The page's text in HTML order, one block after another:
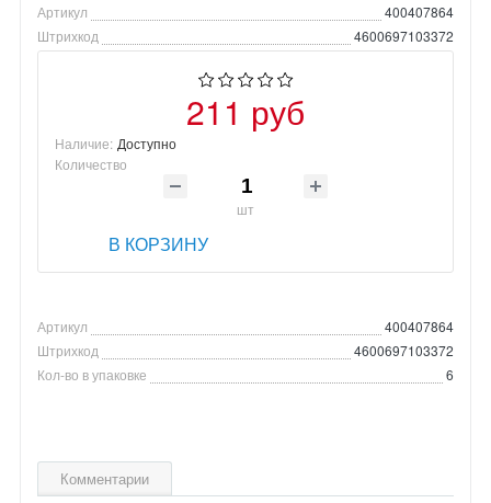
Артикул
400407864
Штрихкод
4600697103372
211 руб
Наличие: Доступно
Количество
шт
В КОРЗИНУ
Артикул
400407864
Штрихкод
4600697103372
Кол-во в упаковке
6
Комментарии